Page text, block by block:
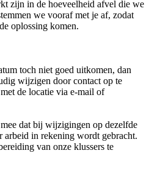
zijn in de hoeveelheid afvel die we
we vooraf met je af, zodat
oplossing komen.
toch niet goed uitkomen, dan
wijzigen door contact op te
de locatie via e-mail of
dat bij wijzigingen op dezelfde
arbeid in rekening wordt gebracht.
van onze klussers te